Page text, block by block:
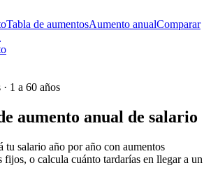
Tabla de aumentosAumento anualComparar
1 a 60 años
aumento anual de salario
tu salario año por año con aumentos
fijos, o calcula cuánto tardarías en llegar a un